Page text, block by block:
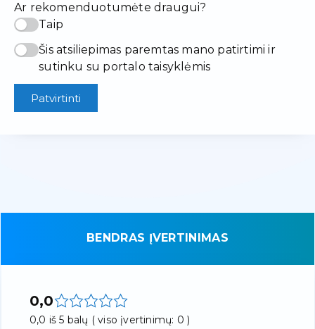
Ar rekomenduotumėte draugui?
Taip
Šis atsiliepimas paremtas mano patirtimi ir
sutinku su portalo taisyklėmis
Patvirtinti
BENDRAS ĮVERTINIMAS
0,0
0,0 iš 5 balų ( viso įvertinimų: 0 )